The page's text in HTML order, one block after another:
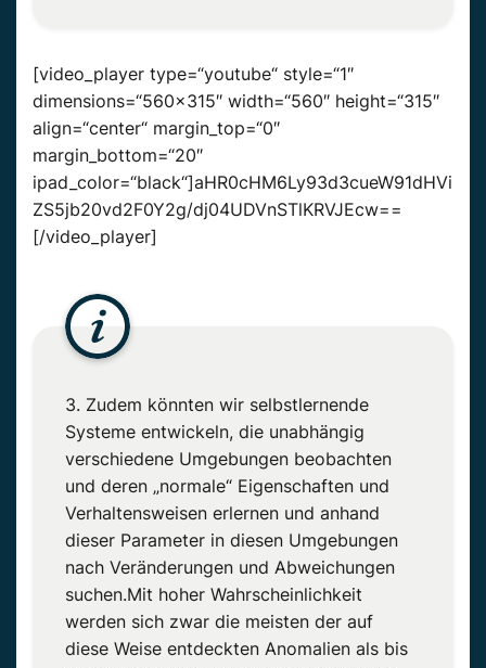
[video_player type=“youtube“ style=“1″
dimensions=“560×315″ width=“560″ height=“315″
align=“center“ margin_top=“0″
margin_bottom=“20″
ipad_color=“black“]aHR0cHM6Ly93d3cueW91dHVi
ZS5jb20vd2F0Y2g/dj04UDVnSTlKRVJEcw==
[/video_player]
3. Zudem könnten wir selbstlernende
Systeme entwickeln, die unabhängig
verschiedene Umgebungen beobachten
und deren „normale“ Eigenschaften und
Verhaltensweisen erlernen und anhand
dieser Parameter in diesen Umgebungen
nach Veränderungen und Abweichungen
suchen.Mit hoher Wahrscheinlichkeit
werden sich zwar die meisten der auf
diese Weise entdeckten Anomalien als bis